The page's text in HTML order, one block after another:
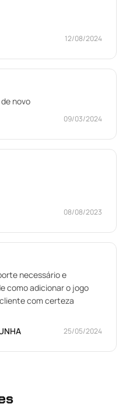
12/08/2024
novo
09/03/2024
08/08/2023
necessário e
como adicionar o jogo
com certeza
25/05/2024